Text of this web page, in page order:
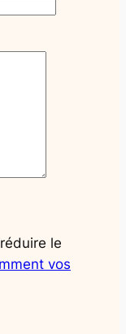
le
vos